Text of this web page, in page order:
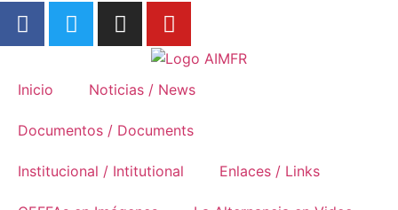
Inicio Noticias / News
Documentos / Documents
Institucional / Intitutional Enlaces / Links